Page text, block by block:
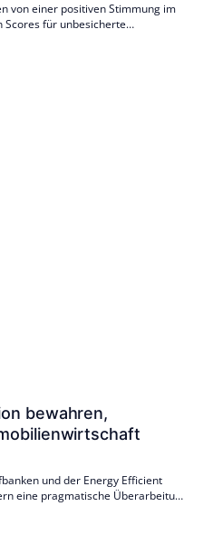
von einer positiven Stimmung im
für unbesicherte
2025 zeigte ein starkes
bewahren,
und der Energy Efficient
eine pragmatische Überarbeitung
In einem
sieben Anpassungen vor, um die